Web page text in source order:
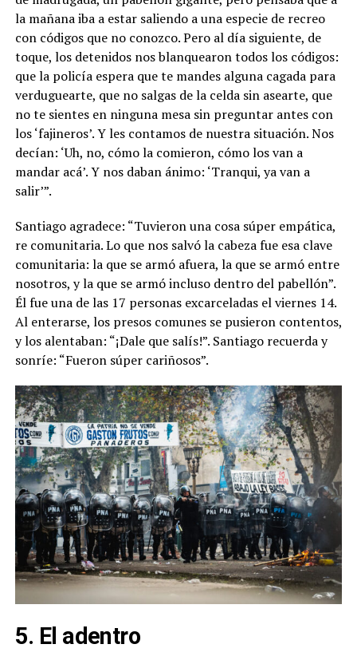
la mañana iba a estar saliendo a una especie de recreo
con códigos que no conozco. Pero al día siguiente, de
toque, los detenidos nos blanquearon todos los códigos:
que la policía espera que te mandes alguna cagada para
verduguearte, que no salgas de la celda sin asearte, que
no te sientes en ninguna mesa sin preguntar antes con
los ‘fajineros’. Y les contamos de nuestra situación. Nos
decían: ‘Uh, no, cómo la comieron, cómo los van a
mandar acá’. Y nos daban ánimo: ‘Tranqui, ya van a
salir’”.
Santiago agradece: “Tuvieron una cosa súper empática,
re comunitaria. Lo que nos salvó la cabeza fue esa clave
comunitaria: la que se armó afuera, la que se armó entre
nosotros, y la que se armó incluso dentro del pabellón”.
Él fue una de las 17 personas excarceladas el viernes 14.
Al enterarse, los presos comunes se pusieron contentos,
y los alentaban: “¡Dale que salís!”. Santiago recuerda y
sonríe: “Fueron súper cariñosos”.
5. El adentro